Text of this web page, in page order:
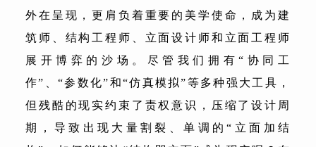
外在呈现，更肩负着重要的美学使命，成为建
筑师、结构工程师、立面设计师和立面工程师
展开博弈的沙场。尽管我们拥有“协同工
作”、“参数化”和“仿真模拟”等多种强大工具，
但残酷的现实约束了责权意识，压缩了设计周
期，导致出现大量割裂、单调的“立面加结